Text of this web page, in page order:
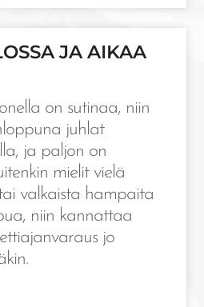
JA AIKAA
on sutinaa, niin
juhlat
ja paljon on
mielit vielä
valkaista hampaita
niin kannattaa
jo